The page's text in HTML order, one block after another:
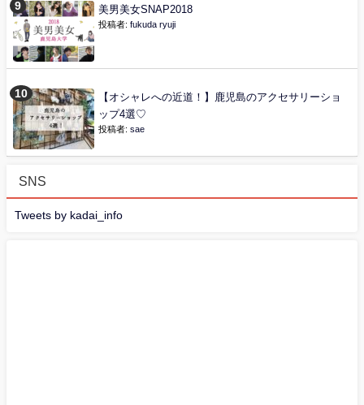
美男美女SNAP2018
投稿者: fukuda ryuji
【オシャレへの近道！】鹿児島のアクセサリーショ
ップ4選♡
投稿者: sae
SNS
Tweets by kadai_info